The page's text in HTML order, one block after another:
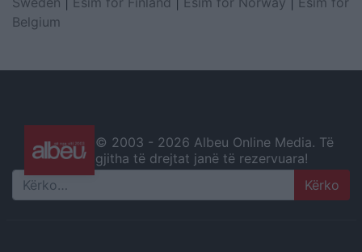
Belgium
© 2003 - 2026 Albeu Online Media. Të
gjitha të drejtat janë të rezervuara!
Search